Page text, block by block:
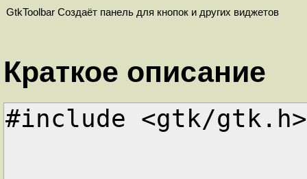
GtkToolbar Создаёт панель для кнопок и других виджетов
Краткое описание
#include <gtk/gtk.h>